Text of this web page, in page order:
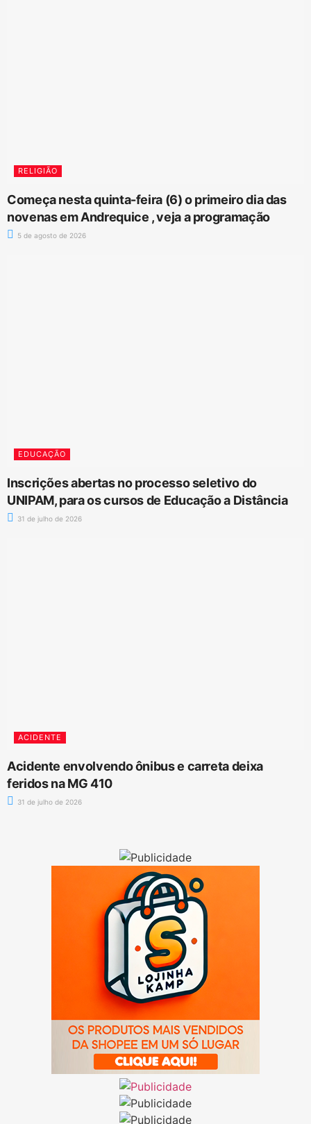
RELIGIÃO
Começa nesta quinta-feira (6) o primeiro dia das
novenas em Andrequice , veja a programação
5 de agosto de 2026
EDUCAÇÃO
Inscrições abertas no processo seletivo do
UNIPAM, para os cursos de Educação a Distância
31 de julho de 2026
ACIDENTE
Acidente envolvendo ônibus e carreta deixa
feridos na MG 410
31 de julho de 2026